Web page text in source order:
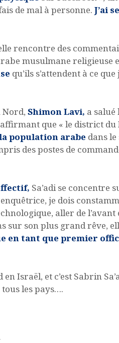
de mal à personne. J’ai
rencontre des
musulmane religieuse
qu’ils s’attendent à ce
Nord, Shimon Lavi, a salué
que « le district
population arabe dans
des postes de
Sa’adi se concentre
je dois
aller de l’avant
sur son plus grand rêve,
en tant que premier
en Israël, et c’est Sabrin
les pays….